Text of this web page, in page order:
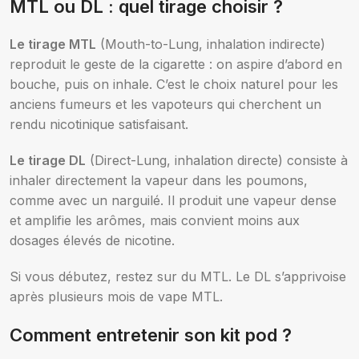
MTL ou DL : quel tirage choisir ?
Le tirage MTL (Mouth-to-Lung, inhalation indirecte)
reproduit le geste de la cigarette : on aspire d’abord en
bouche, puis on inhale. C’est le choix naturel pour les
anciens fumeurs et les vapoteurs qui cherchent un
rendu nicotinique satisfaisant.
Le tirage DL (Direct-Lung, inhalation directe) consiste à
inhaler directement la vapeur dans les poumons,
comme avec un narguilé. Il produit une vapeur dense
et amplifie les arômes, mais convient moins aux
dosages élevés de nicotine.
Si vous débutez, restez sur du MTL. Le DL s’apprivoise
après plusieurs mois de vape MTL.
Comment entretenir son kit pod ?